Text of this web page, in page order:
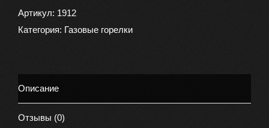
газовая
Flame
light
Артикул: 1912
Категория: Газовые горелки
Описание
Отзывы (0)